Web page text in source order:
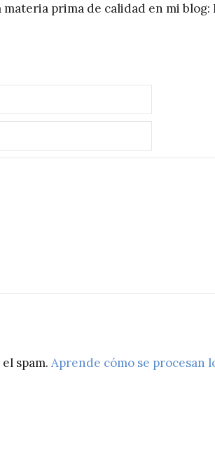
prima de calidad en mi blog:
spam. Aprende cómo se procesan